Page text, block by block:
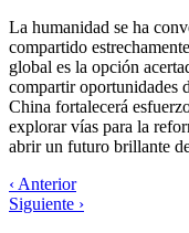
La humanidad se ha
compartido
global es la opción
compartir oportunidades
China fortalecerá
explorar vías para la
abrir un futuro brillante
‹ Anterior
Siguiente ›